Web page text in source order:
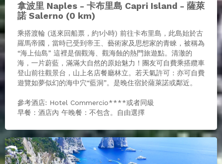
拿波里 Naples - 卡布里島 Capri Island - 薩萊
諾 Salerno (0 km)
乘搭渡輪 (送來回船票，約1小時) 前往卡布里島，此島始於古
羅馬帝國，當時已受到帝王、藝術家及思想家的青睞，被稱為
“海上仙島” 這裡是個觀海、觀海蝕的熱門旅遊點。清澈的
海，一片蔚藍，滿滿大自然的原始魅力！團友可自費乘搭纜車
登山前往觀景台，山上名店餐廳林立。若天氣許可：亦可自費
遊覽如夢似幻的海中穴“藍洞”。是晚住宿於薩萊諾或鄰近。
參考酒店: Hotel Commercio****或者同級
早餐：酒店內 午晚餐：不包含。自由選擇